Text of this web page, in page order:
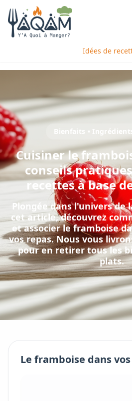
Idées de
Bienfaits •
Cuisinerle
conseils
recettes à base
Plongée dans l'univers de
cet article, découvrez
et associerleframboise
vos repas. Nous vous
pour en retirer tous les
plats.
Le framboise dans